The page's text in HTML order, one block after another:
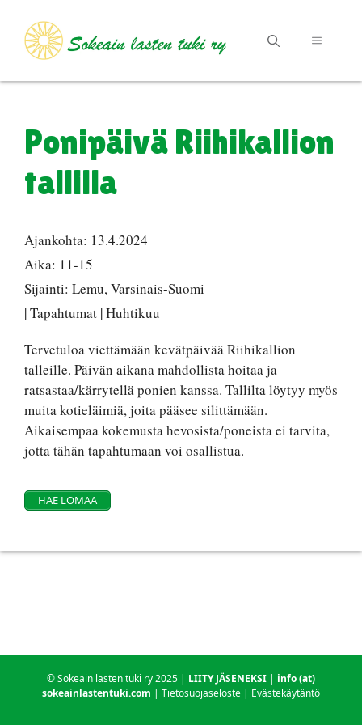
sisältöön
VALIKKO
Ponipäivä Riihikallion
tallilla
Ajankohta: 13.4.2024
Aika: 11-15
Sijainti: Lemu, Varsinais-Suomi
| Tapahtumat | Huhtikuu
Tervetuloa viettämään kevätpäivää Riihikallion
talleille. Päivän aikana mahdollista hoitaa ja
ratsastaa/kärrytellä ponien kanssa. Tallilta löytyy myös
muita kotieläimiä, joita pääsee silittämään.
Aikaisempaa kokemusta hevosista/poneista ei tarvita,
jotta tähän tapahtumaan voi osallistua.
HAE LOMAA
© Sokeain lasten tuki ry 2025 | LIITY JÄSENEKSI | info (at)
sokeainlastentuki.com | Tietosuojaseloste | Evästekäytäntö